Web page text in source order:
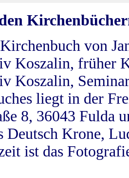
von
Koszalin, früher
Koszalin,
liegt in der
8, 36043 Fulda
Deutsch Krone,
ist das